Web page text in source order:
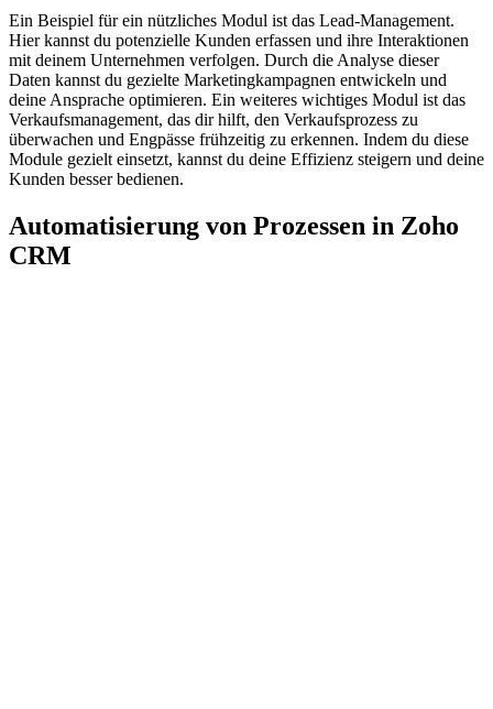
Ein Beispiel für ein nützliches Modul ist das Lead-Management.
Hier kannst du potenzielle Kunden erfassen und ihre Interaktionen
mit deinem Unternehmen verfolgen. Durch die Analyse dieser
Daten kannst du gezielte Marketingkampagnen entwickeln und
deine Ansprache optimieren. Ein weiteres wichtiges Modul ist das
Verkaufsmanagement, das dir hilft, den Verkaufsprozess zu
überwachen und Engpässe frühzeitig zu erkennen. Indem du diese
Module gezielt einsetzt, kannst du deine Effizienz steigern und deine
Kunden besser bedienen.
Automatisierung von Prozessen in Zoho
CRM